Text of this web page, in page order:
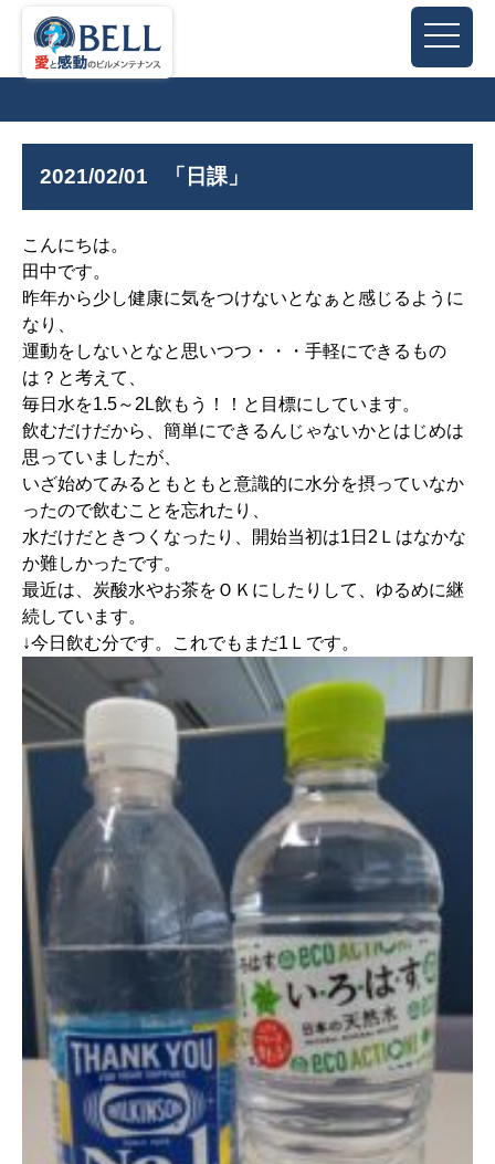
2021/02/01 「日課」
こんにちは。
田中です。
昨年から少し健康に気をつけないとなぁと感じるように
なり、
運動をしないとなと思いつつ・・・手軽にできるもの
は？と考えて、
毎日水を1.5～2L飲もう！！と目標にしています。
飲むだけだから、簡単にできるんじゃないかとはじめは
思っていましたが、
いざ始めてみるともともと意識的に水分を摂っていなか
ったので飲むことを忘れたり、
水だけだときつくなったり、開始当初は1日2Ｌはなかな
か難しかったです。
最近は、炭酸水やお茶をＯＫにしたりして、ゆるめに継
続しています。
↓今日飲む分です。これでもまだ1Ｌです。